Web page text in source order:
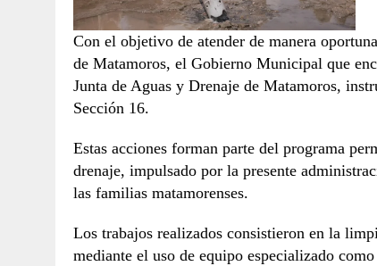
Con el objetivo de atender de manera
de Matamoros, el Gobierno Municipal que
Junta de Aguas y Drenaje de Matamoros,
Sección 16.
Estas acciones forman parte del programa
drenaje, impulsado por la presente
las familias matamorenses.
Los trabajos realizados consistieron en la
mediante el uso de equipo especializado